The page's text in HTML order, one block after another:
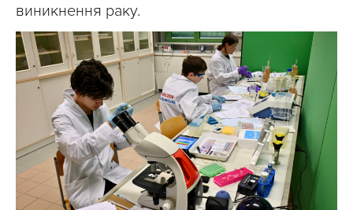
виникнення раку.